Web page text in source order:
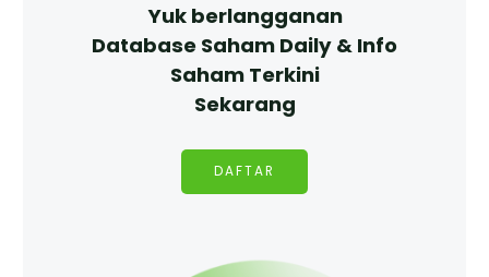
Yuk berlangganan
Database Saham Daily & Info
Saham Terkini
Sekarang
DAFTAR